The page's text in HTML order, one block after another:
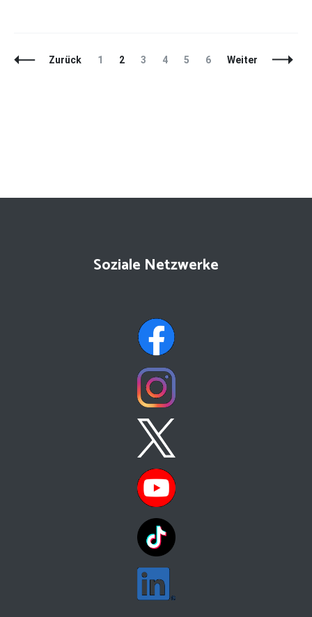
Beitragsnavigation
Zurück Seite
1 Seite
2 Seite
3 Seite
4 Seite
5 Seite
6 Weiter
Soziale Netzwerke